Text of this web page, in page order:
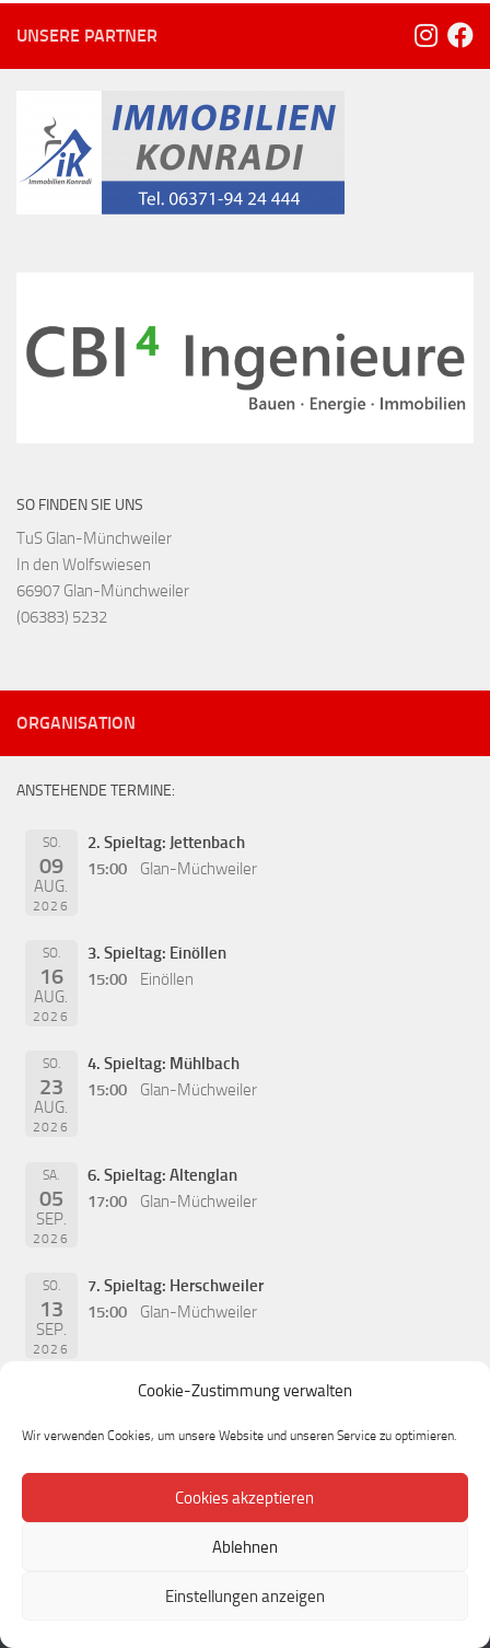
Cookie-Zustimmung verwalten
Wir verwenden Cookies, um unsere Website und unseren Service zu optimieren.
Cookies akzeptieren
Ablehnen
Einstellungen anzeigen
UNSERE PARTNER
SO FINDEN SIE UNS
TuS Glan-Münchweiler
In den Wolfswiesen
66907 Glan-Münchweiler
(06383) 5232
ORGANISATION
ANSTEHENDE TERMINE:
SO.
09
AUG.
2026
2. Spieltag: Jettenbach
15:00
Glan-Müchweiler
SO.
16
AUG.
2026
3. Spieltag: Einöllen
15:00
Einöllen
SO.
23
AUG.
2026
4. Spieltag: Mühlbach
15:00
Glan-Müchweiler
SA.
05
SEP.
2026
6. Spieltag: Altenglan
17:00
Glan-Müchweiler
SO.
13
SEP.
2026
7. Spieltag: Herschweiler
15:00
Glan-Müchweiler